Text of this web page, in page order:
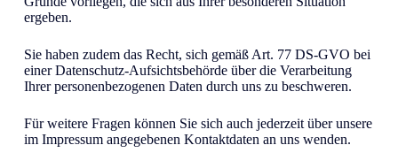
ergeben.
Sie haben zudem das Recht, sich gemäß Art. 77 DS-GVO bei
einer Datenschutz-Aufsichtsbehörde über die Verarbeitung
Ihrer personenbezogenen Daten durch uns zu beschweren.
Für weitere Fragen können Sie sich auch jederzeit über unsere
im Impressum angegebenen Kontaktdaten an uns wenden.